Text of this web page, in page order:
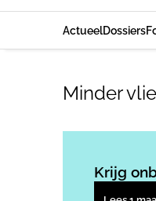
ActueelDossiers
Minder
Krijg